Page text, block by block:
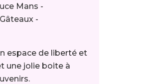
espace de liberté et
une jolie boite à